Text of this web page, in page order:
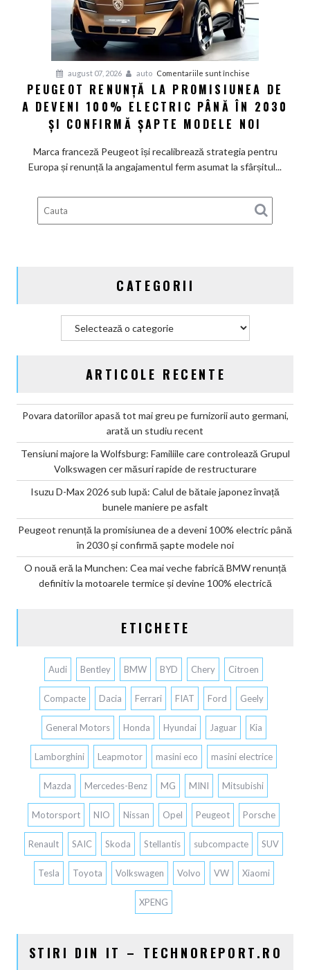
de
august 07, 2026 auto Comentariile sunt închise
Peugeot
renunță
la
de
a
electric
până
modele
PEUGEOT RENUNȚĂ LA PROMISIUNEA DE
A DEVENI 100% ELECTRIC PÂNĂ ÎN 2030
ȘI CONFIRMĂ ȘAPTE MODELE NOI
Marca franceză Peugeot își recalibrează strategia pentru
Europa și renunță la angajamentul ferm asumat la sfârșitul...
CATEGORII
ARTICOLE RECENTE
Povara datoriilor apasă tot mai greu pe furnizorii auto germani,
arată un studiu recent
Tensiuni majore la Wolfsburg: Familiile care controlează Grupul
Volkswagen cer măsuri rapide de restructurare
Isuzu D-Max 2026 sub lupă: Calul de bătaie japonez învață
bunele maniere pe asfalt
Peugeot renunță la promisiunea de a deveni 100% electric până
în 2030 și confirmă șapte modele noi
O nouă eră la Munchen: Cea mai veche fabrică BMW renunță
definitiv la motoarele termice și devine 100% electrică
ETICHETE
Audi Bentley BMW BYD Chery Citroen
Compacte Dacia Ferrari FIAT Ford Geely
General Motors Honda Hyundai Jaguar Kia
Lamborghini Leapmotor masini eco masini electrice
Mazda Mercedes-Benz MG MINI Mitsubishi
Motorsport NIO Nissan Opel Peugeot Porsche
Renault SAIC Skoda Stellantis subcompacte SUV
Tesla Toyota Volkswagen Volvo VW Xiaomi
XPENG
STIRI DIN IT – TECHNOREPORT.RO